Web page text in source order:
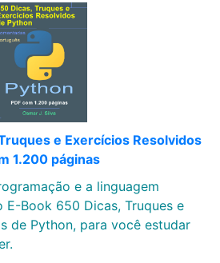
e Exercícios Resolvidos
1.200 páginas
e a linguagem
E-Book 650 Dicas, Truques e
de Python, para você estudar